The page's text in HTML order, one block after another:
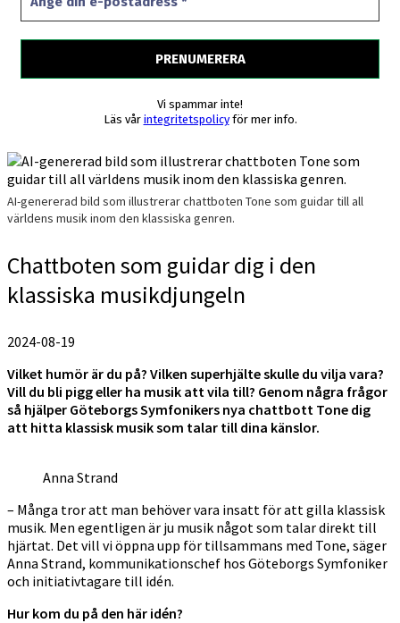
Vi spammar inte!
Läs vår integritetspolicyför mer info.
AI-genererad bild som illustrerar chattboten Tone som guidar till all
världens musik inom den klassiska genren.
Chattboten som guidar dig i den
klassiska musikdjungeln
2024-08-19
Vilket humör är du på? Vilken superhjälte skulle du vilja vara?
Vill du bli pigg eller ha musik att vila till? Genom några frågor
så hjälper Göteborgs Symfonikers nya chattbott Tone dig
att hitta klassisk musik som talar till dina känslor.
Anna Strand
– Många tror att man behöver vara insatt för att gilla klassisk
musik. Men egentligen är ju musik något som talar direkt till
hjärtat. Det vill vi öppna upp för tillsammans med Tone, säger
Anna Strand, kommunikationschef hos Göteborgs Symfoniker
och initiativtagare till idén.
Hur kom du på den här idén?